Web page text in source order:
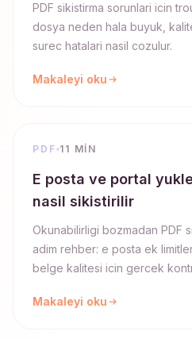
PDF sikistirma sorunlari icin
dosya neden hala buyuk,
surec hatalari nasil cozulur.
Makaleyi oku
PDF 11 MIN
E posta ve portal
nasil sikistirilir
Okunabilirligi bozmadan PDF
adim rehber: e posta ek
belge kalitesi icin gercek
Makaleyi oku